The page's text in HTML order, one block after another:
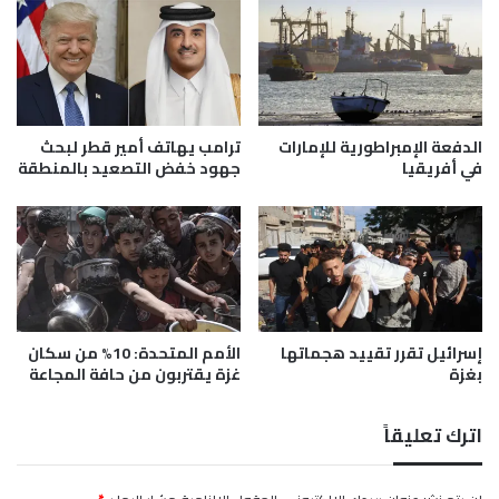
ة
ل
ل
ن
ا
ز
ي
ن
و
ا
ل
ل
ا
ج
ن
إ
ل
م
ج
د
د
ا
ع
ر
ه
ر
م
ز
و
ط
ه
ن
و
م
الدفعة الإمبراطورية للإمارات
في أفريقيا
ترامب يهاتف أمير قطر لبحث
جهود خفض التصعيد بالمنطقة
إسرائيل تقرر تقييد هجماتها
بغزة
الأمم المتحدة: 10% من سكان
غزة يقتربون من حافة المجاعة
اترك تعليقاً